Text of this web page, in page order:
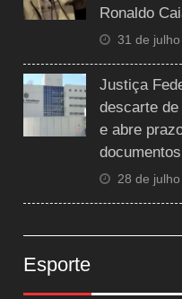
Ronaldo
31 de
Justiça
descarte
e abre
documentos
28 de
Esporte